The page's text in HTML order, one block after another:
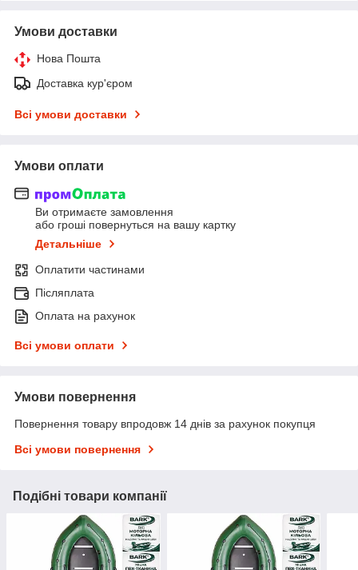
Умови доставки
Нова Пошта
Доставка кур'єром
Всі умови доставки
Умови оплати
Ви отримаєте замовлення
або гроші повернуться на вашу картку
Детальніше
Оплатити частинами
Післяплата
Оплата на рахунок
Всі умови оплати
Умови повернення
Повернення товару впродовж 14 днів за рахунок покупця
Всі умови повернення
Подібні товари компанії